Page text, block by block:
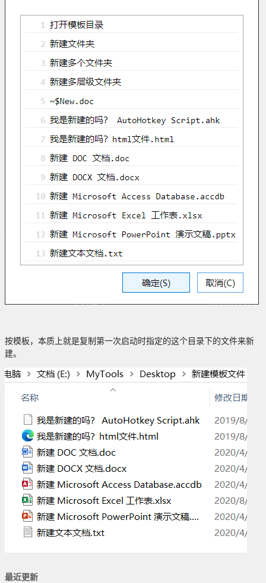
按模板，本质上就是复制第一次启动时指定的这个目录下的文件来新
建。
最近更新